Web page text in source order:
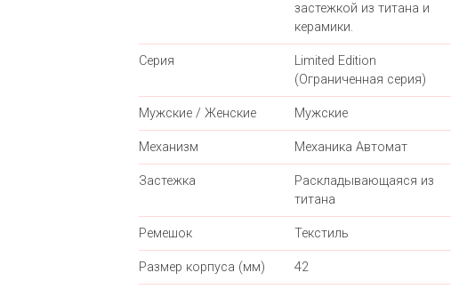
застежкой из титана и
керамики.
Серия
Limited Edition
(Ограниченная серия)
Мужские / Женские Мужские
Механизм Механика Автомат
Застежка
Раскладывающаяся из
титана
Ремешок Текстиль
Размер корпуса (мм) 42